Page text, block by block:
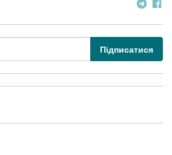
Підписатися